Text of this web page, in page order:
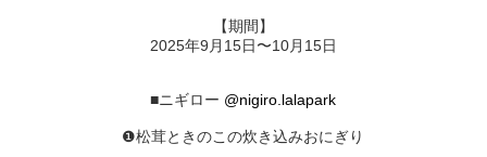
【期間】
2025年9月15日〜10月15日
■ニギロー @nigiro.lalapark
❶松茸ときのこの炊き込みおにぎり